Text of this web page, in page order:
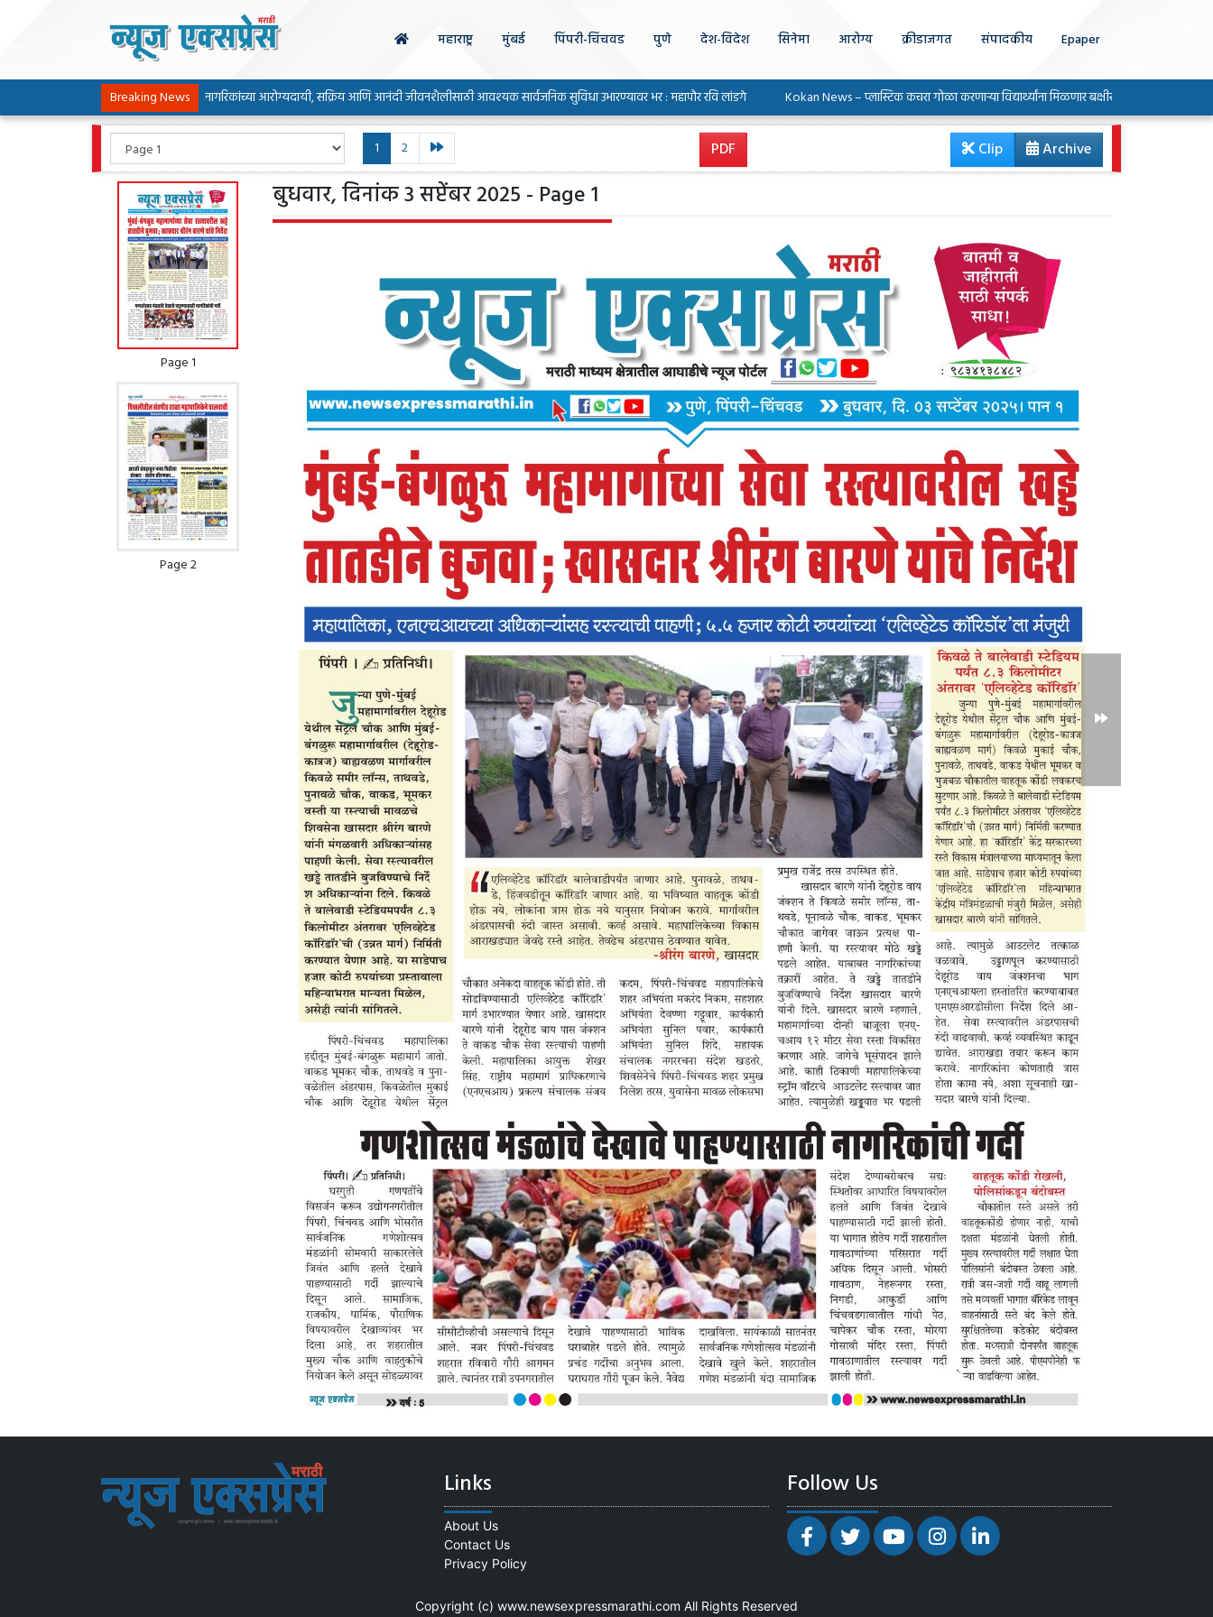
महाराष्ट्र मुंबई पिंपरी-चिंचवड पुणे देश-विदेश सिनेमा आरोग्य क्रीडाजगत संपादकीय Epaper
Breaking News
द्या : खासदार श्रीरंग बारणे नागरिकांच्या आरोग्यदायी, सक्रिय आणि आनंदी जीवनशैलीसाठी आवश्यक सार्वजनिक सुविधा उभारण्यावर भर : महापौर रवि लांडगे Kokan News – प्लास्टिक कचरा गोळा करणाऱ्या विद्यार्थ्यांना मिळणार बक्षीस; सृजन सायन्स सेंटरचा अभिनव
1 2 PDF Archive
Clip
Page 1
Page 2
बुधवार, दिनांक 3 सप्टेंबर 2025 - Page 1
Links
About Us
Contact Us
Privacy Policy
Follow Us
Copyright (c) www.newsexpressmarathi.com All Rights Reserved